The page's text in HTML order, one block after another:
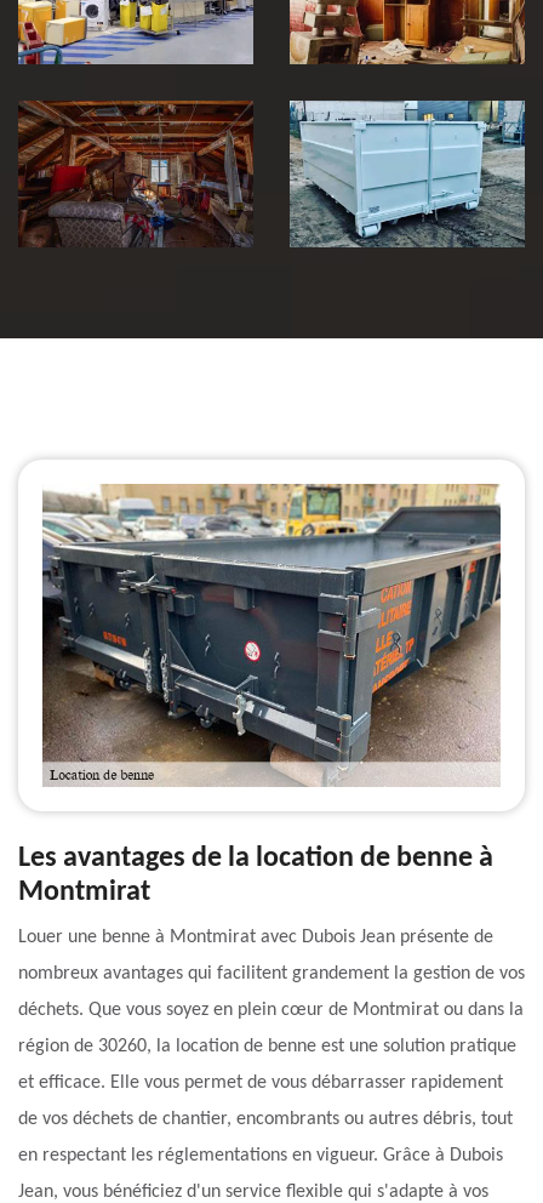
30 maison 30
Débarras de
grenier et cave
30
Location de benne
30
Les avantages de la location de benne à
Montmirat
Louer une benne à Montmirat avec Dubois Jean présente de
nombreux avantages qui facilitent grandement la gestion de vos
déchets. Que vous soyez en plein cœur de Montmirat ou dans la
région de 30260, la location de benne est une solution pratique
et efficace. Elle vous permet de vous débarrasser rapidement
de vos déchets de chantier, encombrants ou autres débris, tout
en respectant les réglementations en vigueur. Grâce à Dubois
Jean, vous bénéficiez d'un service flexible qui s'adapte à vos